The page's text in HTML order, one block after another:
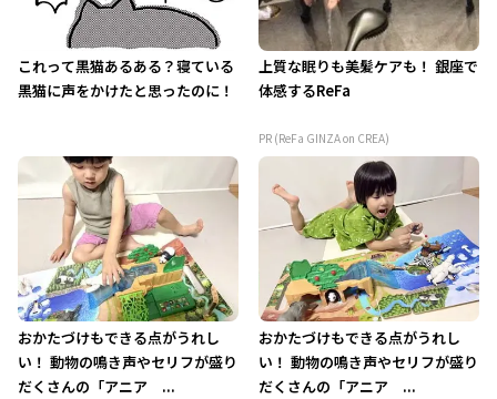
これって黒猫あるある？寝ている
黒猫に声をかけたと思ったのに！
上質な眠りも美髪ケアも！ 銀座で
体感するReFa
PR (ReFa GINZA on CREA)
おかたづけもできる点がうれし
い！ 動物の鳴き声やセリフが盛り
だくさんの「アニア ...
おかたづけもできる点がうれし
い！ 動物の鳴き声やセリフが盛り
だくさんの「アニア ...